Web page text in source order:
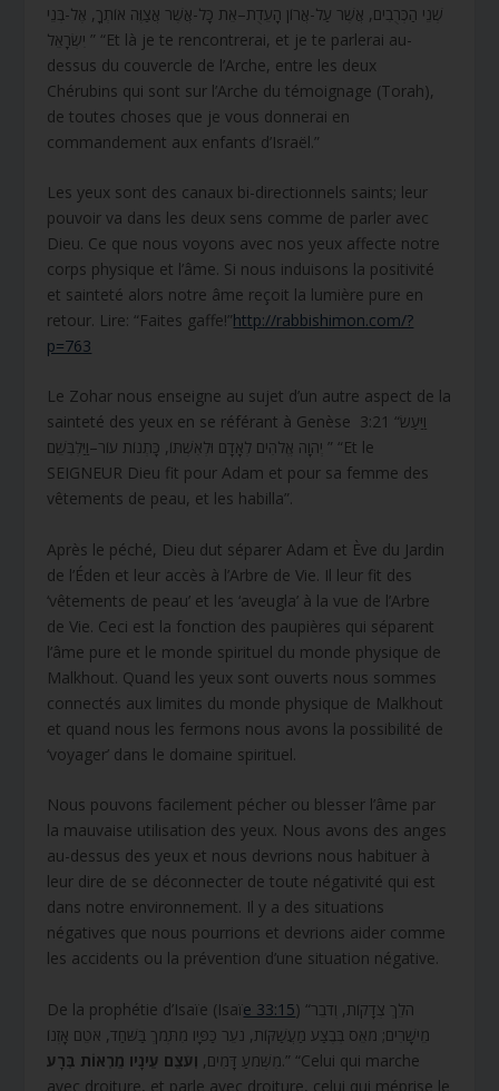
שְׁנֵי הַכְּרֻבִים, אֲשֶׁר עַל-אֲרוֹן הָעֵדֻת–אֵת כָּל-אֲשֶׁר אֲצַוֶּה אוֹתְךָ, אֶל-בְּנֵי
יִשְׂרָאֵל ” “Et là je te rencontrerai, et je te parlerai au-
dessus du couvercle de l’Arche, entre les deux
Chérubins qui sont sur l’Arche du témoignage (Torah),
de toutes choses que je vous donnerai en
commandement aux enfants d’Israël.”
Les yeux sont des canaux bi-directionnels saints; leur
pouvoir va dans les deux sens comme de parler avec
Dieu. Ce que nous voyons avec nos yeux affecte notre
corps physique et l’âme. Si nous induisons la positivité
et sainteté alors notre âme reçoit la lumière pure en
retour. Lire: “Faites gaffe!”http://rabbishimon.com/?
p=763
Le Zohar nous enseigne au sujet d’un autre aspect de la
sainteté des yeux en se référant à Genèse 3:21 “וַיַּעַשׂ
יְהוָה אֱלֹהִים לְאָדָם וּלְאִשְׁתּוֹ, כָּתְנוֹת עוֹר–וַיַּלְבִּשֵׁם ” “Et le
SEIGNEUR Dieu fit pour Adam et pour sa femme des
vêtements de peau, et les habilla”.
Après le péché, Dieu dut séparer Adam et Ève du Jardin
de l’Éden et leur accès à l’Arbre de Vie. Il leur fit des
‘vêtements de peau’ et les ‘aveugla’ à la vue de l’Arbre
de Vie. Ceci est la fonction des paupières qui séparent
l’âme pure et le monde spirituel du monde physique de
Malkhout. Quand les yeux sont ouverts nous sommes
connectés aux limites du monde physique de Malkhout
et quand nous les fermons nous avons la possibilité de
‘voyager’ dans le domaine spirituel.
Nous pouvons facilement pécher ou blesser l’âme par
la mauvaise utilisation des yeux. Nous avons des anges
au-dessus des yeux et nous devrions nous habituer à
leur dire de se déconnecter de toute négativité qui est
dans notre environnement. Il y a des situations
négatives que nous pourrions et devrions aider comme
les accidents ou la prévention d’une situation négative.
De la prophétie d’Isaïe (Isaïe 33:15) “הֹלֵךְ צְדָקוֹת, וְדֹבֵר
מֵישָׁרִים; מֹאֵס בְּבֶצַע מַעֲשַׁקּוֹת, נֹעֵר כַּפָּיו מִתְּמֹךְ בַּשֹּׁחַד, אֹטֵם אָזְנוֹ
מִשְּׁמֹעַ דָּמִים, וְעֹצֵם עֵינָיו מֵרְאוֹת בְּרָע
.” “Celui qui marche
avec droiture, et parle avec droiture, celui qui méprise le